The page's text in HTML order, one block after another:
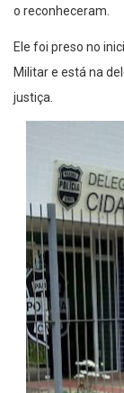
o reconheceram.
Ele foi preso no
Militar e está na
justiça.